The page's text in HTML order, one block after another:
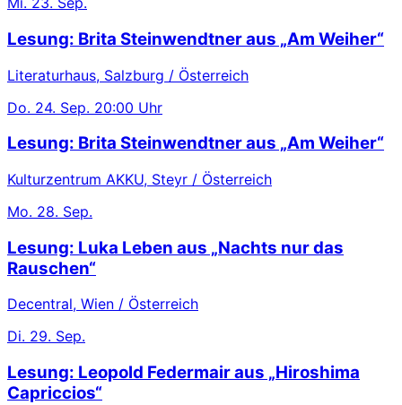
Lesung: Brita Steinwendtner aus „Am Weiher“
Literaturhaus, Salzburg / Österreich
Do. 24. Sep. 20:00 Uhr
Lesung: Brita Steinwendtner aus „Am Weiher“
Kulturzentrum AKKU, Steyr / Österreich
Mo. 28. Sep.
Lesung: Luka Leben aus „Nachts nur das
Rauschen“
Decentral, Wien / Österreich
Di. 29. Sep.
Lesung: Leopold Federmair aus „Hiroshima
Capriccios“